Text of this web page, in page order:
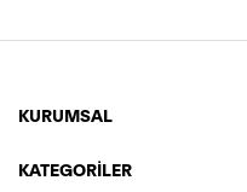
KURUMSAL
KATEGORİLER